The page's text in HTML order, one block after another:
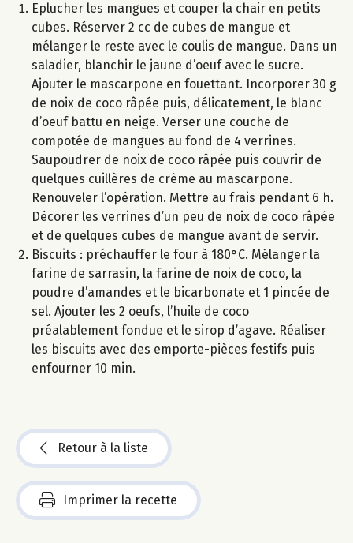
Eplucher les mangues et couper la chair en petits
cubes. Réserver 2 cc de cubes de mangue et
mélanger le reste avec le coulis de mangue. Dans un
saladier, blanchir le jaune d’oeuf avec le sucre.
Ajouter le mascarpone en fouettant. Incorporer 30 g
de noix de coco râpée puis, délicatement, le blanc
d’oeuf battu en neige. Verser une couche de
compotée de mangues au fond de 4 verrines.
Saupoudrer de noix de coco râpée puis couvrir de
quelques cuillères de crème au mascarpone.
Renouveler l’opération. Mettre au frais pendant 6 h.
Décorer les verrines d’un peu de noix de coco râpée
et de quelques cubes de mangue avant de servir.
Biscuits : préchauffer le four à 180°C. Mélanger la
farine de sarrasin, la farine de noix de coco, la
poudre d’amandes et le bicarbonate et 1 pincée de
sel. Ajouter les 2 oeufs, l’huile de coco
préalablement fondue et le sirop d’agave. Réaliser
les biscuits avec des emporte-pièces festifs puis
enfourner 10 min.
Retour à la liste
Imprimer la recette